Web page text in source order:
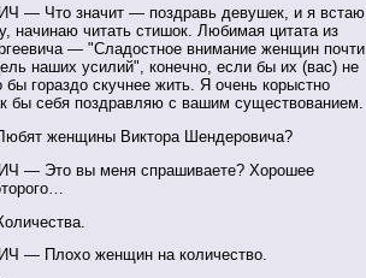
— Что значит — поздравь девушек, и я встаю
начинаю читать стишок. Любимая цитата из
— "Сладостное внимание женщин почти
наших усилий", конечно, если бы их (вас) не
гораздо скучнее жить. Я очень корыстно
бы себя поздравляю с вашим существованием.
женщины Виктора Шендеровича?
— Это вы меня спрашиваете? Хорошее
— Плохо женщин на количество.